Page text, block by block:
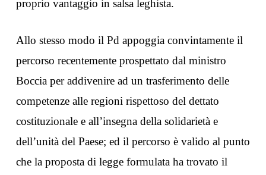
proprio vantaggio in salsa leghista.
Allo stesso modo il Pd appoggia convintamente il
percorso recentemente prospettato dal ministro
Boccia per addivenire ad un trasferimento delle
competenze alle regioni rispettoso del dettato
costituzionale e all’insegna della solidarietà e
dell’unità del Paese; ed il percorso è valido al punto
che la proposta di legge formulata ha trovato il